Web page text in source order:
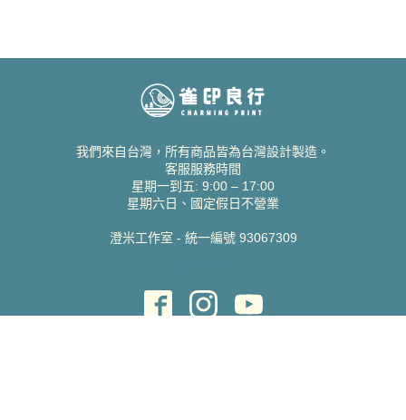
我們來自台灣，所有商品皆為台灣設計製造。
客服服務時間
星期一到五: 9:00 – 17:00
星期六日、國定假日不營業
澄米工作室 - 統一編號 93067309